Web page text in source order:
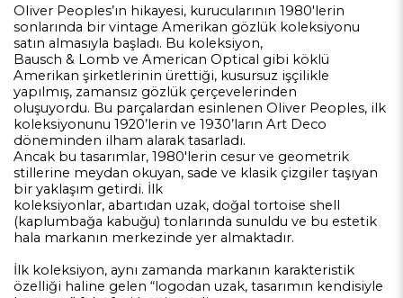
Oliver Peoples’ın hikayesi, kurucularının 1980'lerin
sonlarında bir vintage Amerikan gözlük koleksiyonu
satın almasıyla başladı. Bu koleksiyon,
Bausch & Lomb ve American Optical gibi köklü
Amerikan şirketlerinin ürettiği, kusursuz işçilikle
yapılmış, zamansız gözlük çerçevelerinden
oluşuyordu. Bu parçalardan esinlenen Oliver Peoples, ilk
koleksiyonunu 1920’lerin ve 1930’ların Art Deco
döneminden ilham alarak tasarladı.
Ancak bu tasarımlar, 1980'lerin cesur ve geometrik
stillerine meydan okuyan, sade ve klasik çizgiler taşıyan
bir yaklaşım getirdi. İlk
koleksiyonlar, abartıdan uzak, doğal tortoise shell
(kaplumbağa kabuğu) tonlarında sunuldu ve bu estetik
hala markanın merkezinde yer almaktadır.
İlk koleksiyon, aynı zamanda markanın karakteristik
özelliği haline gelen “logodan uzak, tasarımın kendisiyle